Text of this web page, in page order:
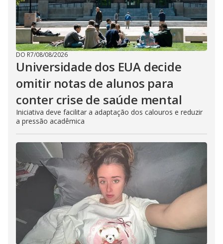
DO R7/08/08/2026
Universidade dos EUA decide
omitir notas de alunos para
conter crise de saúde mental
Iniciativa deve facilitar a adaptação dos calouros e reduzir
a pressão acadêmica